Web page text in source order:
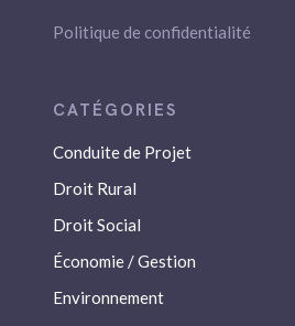
Politique de confidentialité
Conduite de Projet
Droit Rural
Droit Social
Économie / Gestion
Environnement